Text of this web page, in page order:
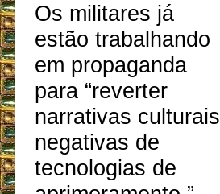
Os militares já
estão trabalhando
em propaganda
para “reverter
narrativas culturais
negativas de
tecnologias de